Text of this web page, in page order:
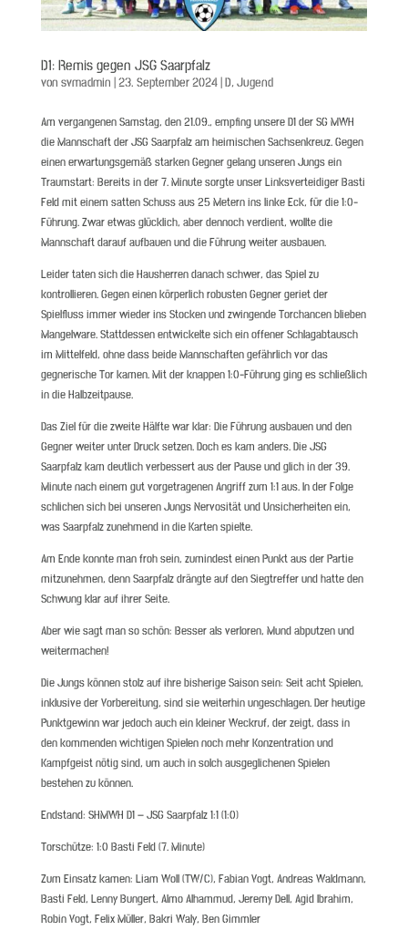
D1: Remis gegen JSG Saarpfalz
von svmadmin |23. September 2024|D,Jugend
Am vergangenen Samstag, den 21.09., empfing unsere D1 der SG MWH
die Mannschaft der JSG Saarpfalz am heimischen Sachsenkreuz. Gegen
einen erwartungsgemäß starken Gegner gelang unseren Jungs ein
Traumstart: Bereits in der 7. Minute sorgte unser Linksverteidiger Basti
Feld mit einem satten Schuss aus 25 Metern ins linke Eck, für die 1:0-
Führung. Zwar etwas glücklich, aber dennoch verdient, wollte die
Mannschaft darauf aufbauen und die Führung weiter ausbauen.
Leider taten sich die Hausherren danach schwer, das Spiel zu
kontrollieren. Gegen einen körperlich robusten Gegner geriet der
Spielfluss immer wieder ins Stocken und zwingende Torchancen blieben
Mangelware. Stattdessen entwickelte sich ein offener Schlagabtausch
im Mittelfeld, ohne dass beide Mannschaften gefährlich vor das
gegnerische Tor kamen. Mit der knappen 1:0-Führung ging es schließlich
in die Halbzeitpause.
Das Ziel für die zweite Hälfte war klar: Die Führung ausbauen und den
Gegner weiter unter Druck setzen. Doch es kam anders. Die JSG
Saarpfalz kam deutlich verbessert aus der Pause und glich in der 39.
Minute nach einem gut vorgetragenen Angriff zum 1:1 aus. In der Folge
schlichen sich bei unseren Jungs Nervosität und Unsicherheiten ein,
was Saarpfalz zunehmend in die Karten spielte.
Am Ende konnte man froh sein, zumindest einen Punkt aus der Partie
mitzunehmen, denn Saarpfalz drängte auf den Siegtreffer und hatte den
Schwung klar auf ihrer Seite.
Aber wie sagt man so schön: Besser als verloren, Mund abputzen und
weitermachen!
Die Jungs können stolz auf ihre bisherige Saison sein: Seit acht Spielen,
inklusive der Vorbereitung, sind sie weiterhin ungeschlagen. Der heutige
Punktgewinn war jedoch auch ein kleiner Weckruf, der zeigt, dass in
den kommenden wichtigen Spielen noch mehr Konzentration und
Kampfgeist nötig sind, um auch in solch ausgeglichenen Spielen
bestehen zu können.
Endstand: SHMWH D1 – JSG Saarpfalz 1:1 (1:0)
Torschütze: 1:0 Basti Feld (7. Minute)
Zum Einsatz kamen: Liam Woll (TW/C), Fabian Vogt, Andreas Waldmann,
Basti Feld, Lenny Bungert, Almo Alhammud, Jeremy Dell, Agid Ibrahim,
Robin Vogt, Felix Müller, Bakri Waly, Ben Gimmler